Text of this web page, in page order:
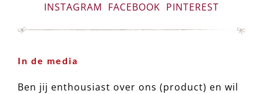
INSTAGRAM FACEBOOK PINTEREST
In de media
Ben jij enthousiast over ons (product) en wil